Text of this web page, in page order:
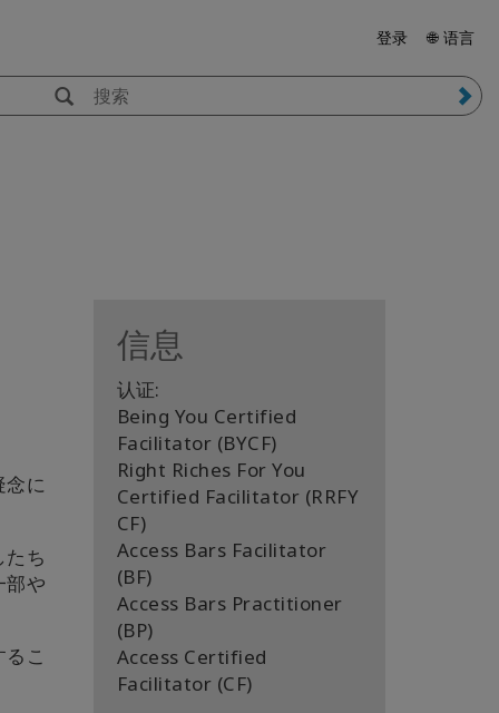
登录 🌐 语言
念に
ち
部や
こ
信息
认证:
Being You Certified
Facilitator (BYCF)
Right Riches For You
Certified Facilitator (RRFY
CF)
Access Bars Facilitator
(BF)
Access Bars Practitioner
(BP)
Access Certified
Facilitator (CF)